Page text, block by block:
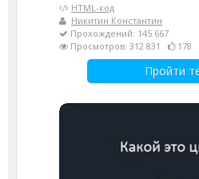
HTML-код
Никитин Константин
Прохождений: 145 667
Просмотров: 312 831
178
Пройти